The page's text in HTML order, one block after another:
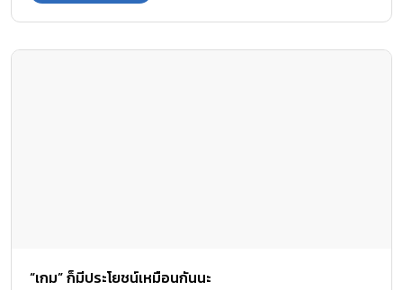
สังเกตลูก เพื่อจะได้ส่งเสริมและสนับสนุนพวกเขาได้ถูกทางค่ะ
“เกม” ก็มีประโยชน์เหมือนกันนะ